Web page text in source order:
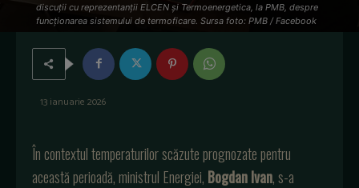
discuții cu reprezentanții ELCEN și Termoenergetica, la PMB, despre
funcționarea sistemului de termoficare. Sursa foto: PMB / Facebook
13 ianuarie 2026
În contextul temperaturilor scăzute prognozate pentru
această perioadă, ministrul Energiei, Bogdan Ivan, s-a